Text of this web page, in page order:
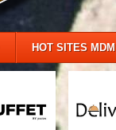
HOT SITES MDM